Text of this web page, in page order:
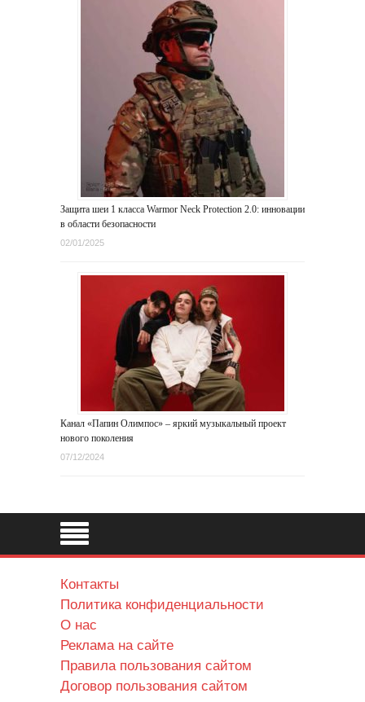
Защита шеи 1 класса Warmor Neck Protection 2.0: инновации
в области безопасности
02/01/2025
Канал «Папин Олимпос» – яркий музыкальный проект
нового поколения
07/12/2024
Контакты
Политика конфиденциальности
О нас
Реклама на сайте
Правила пользования сайтом
Договор пользования сайтом